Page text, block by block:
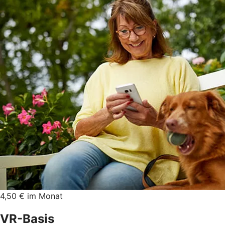
4,50 € im Monat
VR-Basis